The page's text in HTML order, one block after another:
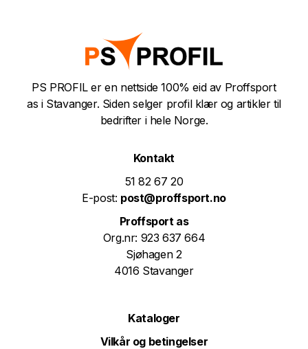
PS PROFIL er en nettside 100% eid av Proffsport
as i Stavanger. Siden selger profil klær og artikler til
bedrifter i hele Norge.
Kontakt
51 82 67 20
E-post: post@proffsport.no
Proffsport as
Org.nr: 923 637 664
Sjøhagen 2
4016 Stavanger
Kataloger
Vilkår og betingelser